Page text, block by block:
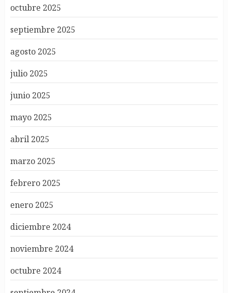
octubre 2025
septiembre 2025
agosto 2025
julio 2025
junio 2025
mayo 2025
abril 2025
marzo 2025
febrero 2025
enero 2025
diciembre 2024
noviembre 2024
octubre 2024